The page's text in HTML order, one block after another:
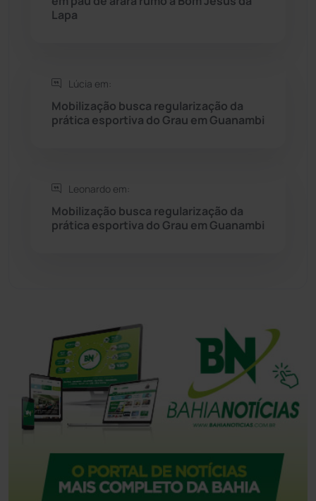
Sebastião Laranjeiras
Sudoeste Baiano
Tanhaçu (425)
Lapa
Lúcia em:
Mobilização busca regularização da
prática esportiva do Grau em Guanambi
Leonardo em:
Mobilização busca regularização da
prática esportiva do Grau em Guanambi